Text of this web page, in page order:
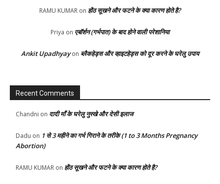
RAMU KUMAR on होंठ सूखने और फटने के क्या कारण होते है?
Priya on एबॉर्शन (गर्भपात) के बाद होने वाली परेशानिया
Ankit Upadhyayon ब्लैकहेड्स और व्हाइटहेड्स को दूर करने के घरेलु उपाय
Recent Comments
Chandni on दादी माँ के घरेलु नुस्खे और देसी इलाज
Dadu on 1 से 3 महीने का गर्भ गिराने के तरीके (1 to 3 Months Pregnancy
Abortion)
RAMU KUMAR on होंठ सूखने और फटने के क्या कारण होते है?